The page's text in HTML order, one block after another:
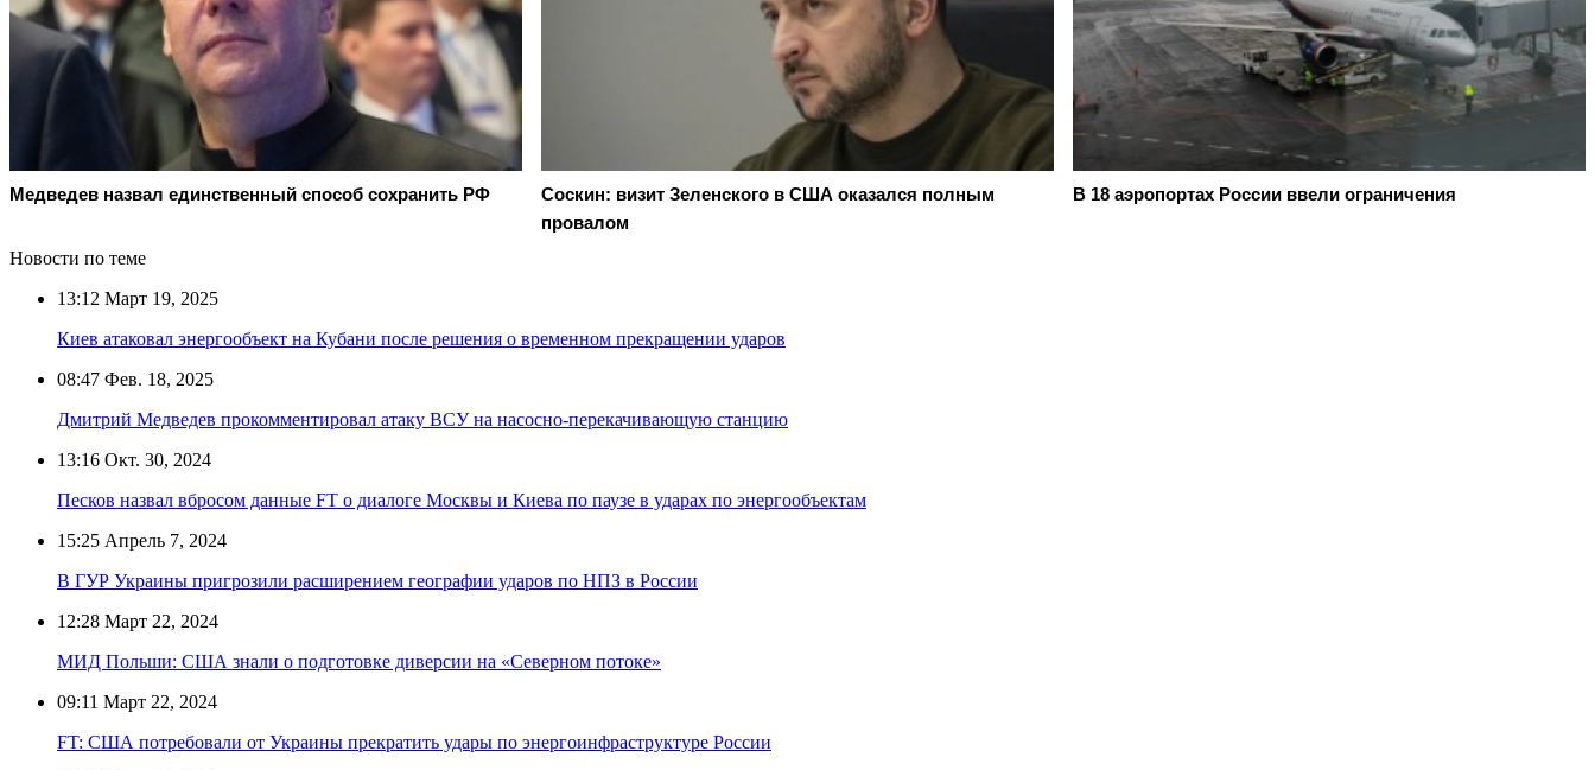
Медведев назвал единственный способ сохранить РФ
Соскин: визит Зеленского в США оказался полным
провалом
В 18 аэропортах России ввели ограничения
Новости по теме
13:12 Март 19, 2025
Киев атаковал энергообъект на Кубани после решения о временном прекращении ударов
08:47 Фев. 18, 2025
Дмитрий Медведев прокомментировал атаку ВСУ на насосно-перекачивающую станцию
13:16 Окт. 30, 2024
Песков назвал вбросом данные FT о диалоге Москвы и Киева по паузе в ударах по энергообъектам
15:25 Апрель 7, 2024
В ГУР Украины пригрозили расширением географии ударов по НПЗ в России
12:28 Март 22, 2024
МИД Польши: США знали о подготовке диверсии на «Северном потоке»
09:11 Март 22, 2024
FT: США потребовали от Украины прекратить удары по энергоинфраструктуре России